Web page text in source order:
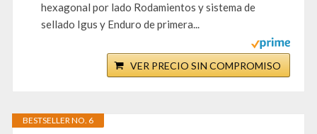
hexagonal por lado Rodamientos y sistema de
sellado Igus y Enduro de primera...
VER PRECIO SIN COMPROMISO
BESTSELLER NO. 6